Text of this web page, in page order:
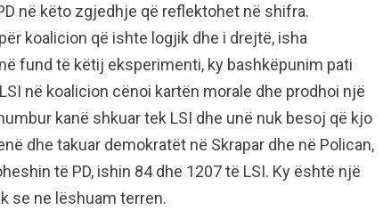
në këto zgjedhje që reflektohet në shifra.
koalicion që ishte logjik dhe i drejtë, isha
fund të këtij eksperimenti, ky bashkëpunim pati
në koalicion cënoi kartën morale dhe prodhoi një
kanë shkuar tek LSI dhe unë nuk besoj që kjo
dhe takuar demokratët në Skrapar dhe në Polican,
të PD, ishin 84 dhe 1207 të LSI. Ky është një
se ne lëshuam terren.